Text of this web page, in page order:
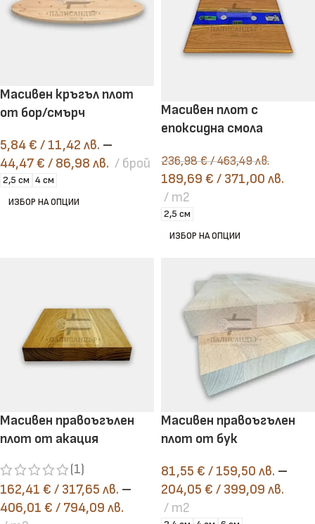
Масивен кръгъл плот
от бор/смърч
5,84€ / 11,42 лв. –
44,47€ / 86,98 лв. брой
2,5 см 4 см
ИЗБОР НА ОПЦИИ
Масивен плот с
епоксидна смола
236,98€/ 463,49 лв.
189,69 € / 371,00 лв.
m2
2,5 см
ИЗБОР НА ОПЦИИ
Масивен правоъгълен
плот от акация
(1)
162,41 € / 317,65 лв. –
406,01 € / 794,09 лв.
Масивен правоъгълен
плот от бук
81,55 € / 159,50 лв. –
204,05 € / 399,09 лв.
m2